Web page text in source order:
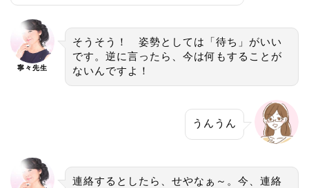
寧々先生
そうそう！ 姿勢としては「待ち」がいい
です。逆に言ったら、今は何もすることが
ないんですよ！
うんうん
連絡するとしたら、せやなぁ～。今、連絡